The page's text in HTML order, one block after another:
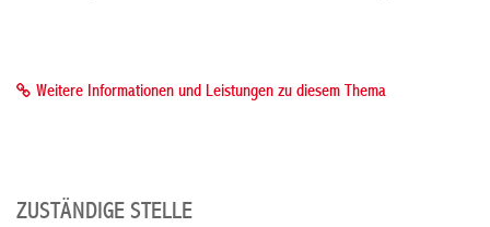
Weitere Informationen und Leistungen zu diesem Thema
ZUSTÄNDIGE STELLE